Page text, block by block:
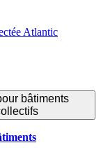
Atlantic
bâtiments